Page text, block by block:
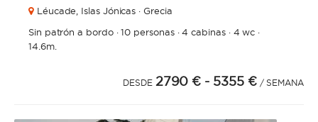
Léucade, Islas Jónicas · Grecia
Sin patrón a bordo·10 personas·4 cabinas· 4 wc ·
14.6m.
DESDE 2790 € - 5355 € / SEMANA